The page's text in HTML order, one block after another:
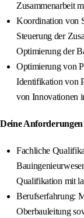
Zusammenarbeit
Koordination von
Steuerung der
Optimierung der
Optimierung von
Identifikation von
von Innovationen
Deine Anforderungen
Fachliche
Qualifikation mit
Berufserfahrung:
Oberbauleitung